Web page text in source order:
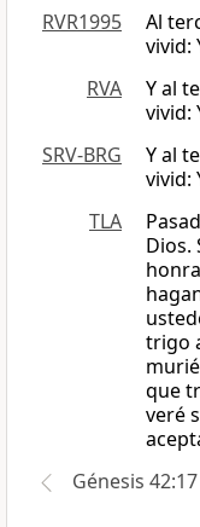
RVR1995
Al
vivid:
RVA
Y al
vivid:
SRV-BRG
Y al
vivid:
TLA
Dios.
trigo
que
veré
Génesis 42:17